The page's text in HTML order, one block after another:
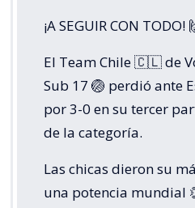
¡A SEGUIR CON TODO!
El Team Chile 🇨🇱 de
Sub 17 🏐 perdió ante
por 3-0 en su tercer
de la categoría.
Las chicas dieron su
una potencia mundial